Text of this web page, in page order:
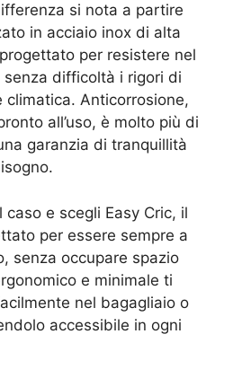
si nota a partire
in acciaio inox di alta
per resistere nel
difficoltà i rigori di
climatica. Anticorrosione,
all’uso, è molto più di
garanzia di tranquillità
e scegli Easy Cric, il
per essere sempre a
senza occupare spazio
e minimale ti
nel bagagliaio o
accessibile in ogni